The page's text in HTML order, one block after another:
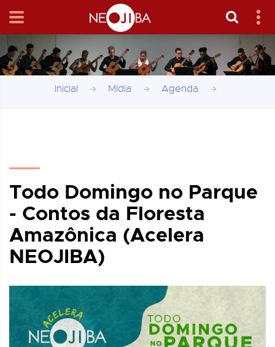
Inicial Mídia Agenda
Todo Domingo no Parque
- Contos da Floresta
Amazônica (Acelera
NEOJIBA)